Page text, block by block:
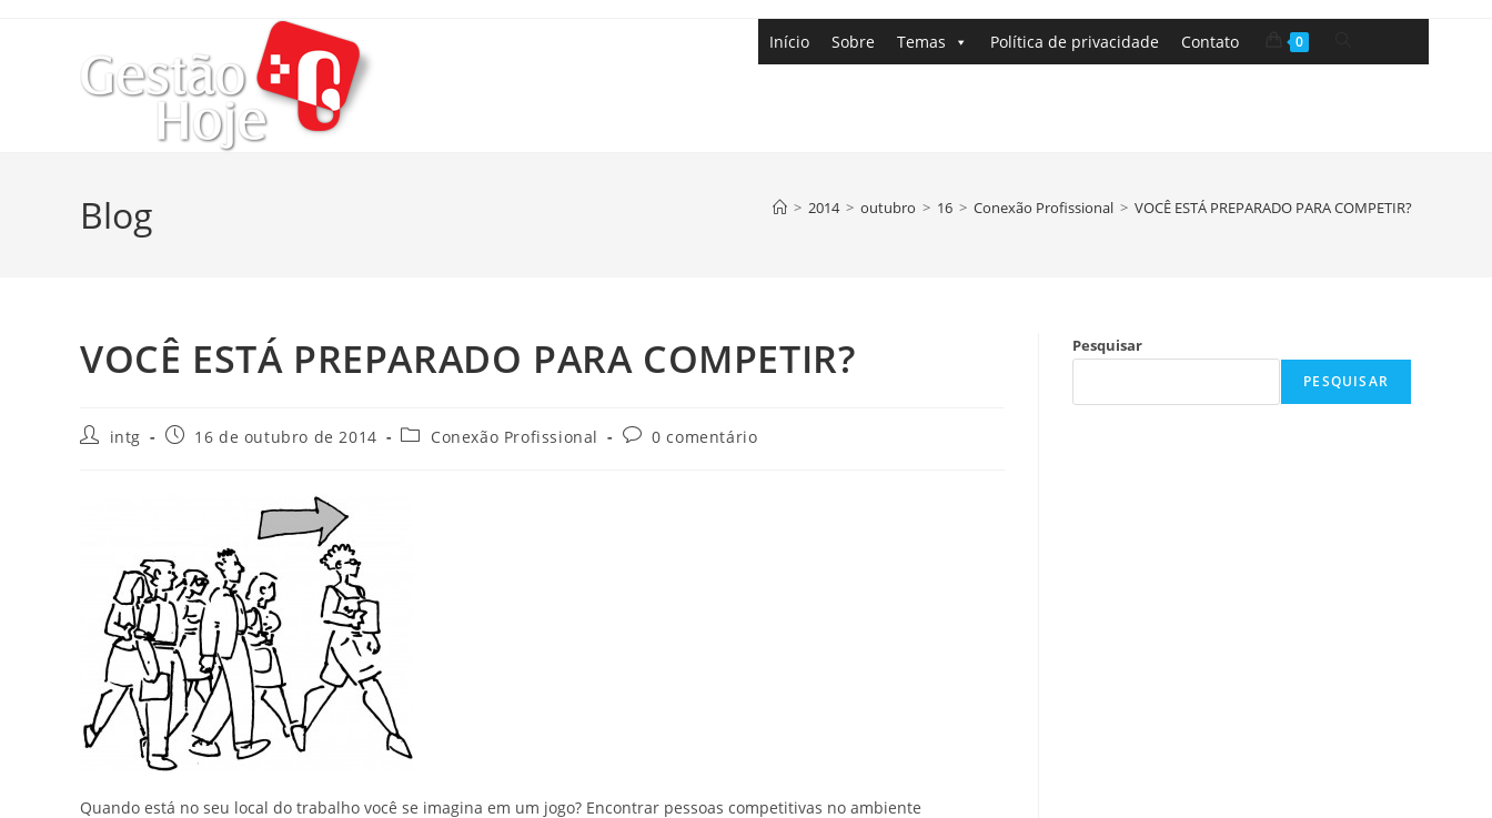
Início Sobre Temas Política de privacidade Contato 0
Blog > 2014 > outubro > 16 > Conexão Profissional > VOCÊ ESTÁ PREPARADO PARA COMPETIR?
VOCÊ ESTÁ PREPARADO PARA COMPETIR?
intg 16 de outubro de 2014 Conexão Profissional 0 comentário
Quando está no seu local do trabalho você se imagina em um jogo? Encontrar pessoas competitivas no ambiente
Pesquisar
PESQUISAR